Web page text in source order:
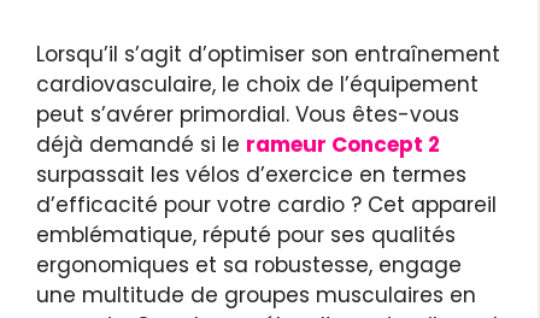
Lorsqu’il s’agit d’optimiser son entraînement
cardiovasculaire, le choix de l’équipement
peut s’avérer primordial. Vous êtes-vous
déjà demandé si le rameur Concept 2
surpassait les vélos d’exercice en termes
d’efficacité pour votre cardio ? Cet appareil
emblématique, réputé pour ses qualités
ergonomiques et sa robustesse, engage
une multitude de groupes musculaires en